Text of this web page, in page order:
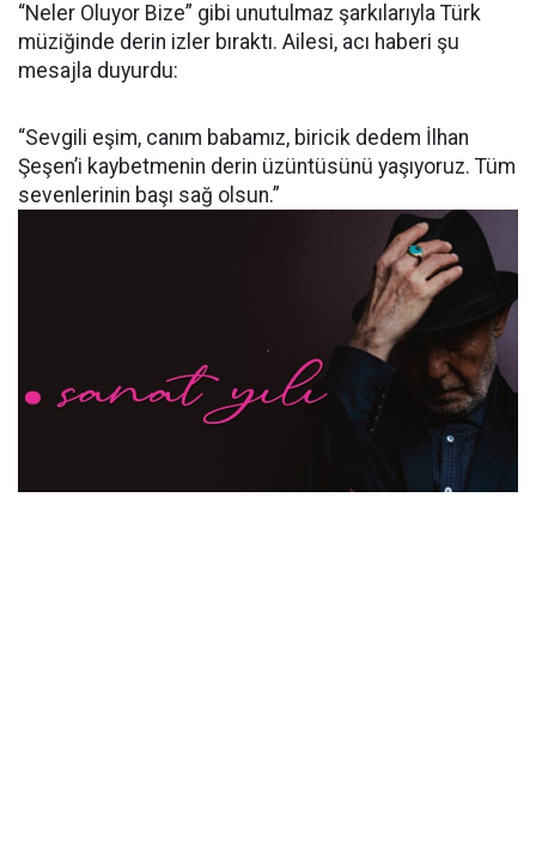
“Neler Oluyor Bize” gibi unutulmaz şarkılarıyla Türk
müziğinde derin izler bıraktı. Ailesi, acı haberi şu
mesajla duyurdu:
“Sevgili eşim, canım babamız, biricik dedem İlhan
Şeşen’i kaybetmenin derin üzüntüsünü yaşıyoruz. Tüm
sevenlerinin başı sağ olsun.”